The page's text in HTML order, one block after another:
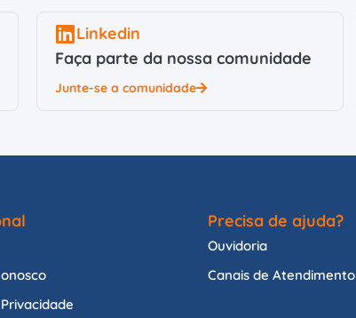
Linkedin
Faça parte da nossa comunidade
Junte-se a comunidade
Precisa de ajuda?
Ouvidoria
Canais de Atendimento